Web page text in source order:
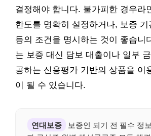
결정해야 합니다. 불가피한 경우라
한도를 명확히 설정하거나, 보증 기
등의 조건을 명시하는 것이 좋습니
는 보증 대신 담보 대출이나 일부
공하는 신용평가 기반의 상품을 이
이 될 수 있습니다.
연대보증
보증인 되기 전 필수 정